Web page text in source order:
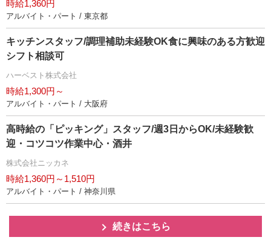
時給1,360円
アルバイト・パート / 東京都
キッチンスタッフ/調理補助未経験OK食に興味のある方歓迎
シフト相談可
ハーベスト株式会社
時給1,300円～
アルバイト・パート / 大阪府
高時給の「ピッキング」スタッフ/週3日からOK/未経験歓
迎・コツコツ作業中心・酒井
株式会社ニッカネ
時給1,360円～1,510円
アルバイト・パート / 神奈川県
続きはこちら